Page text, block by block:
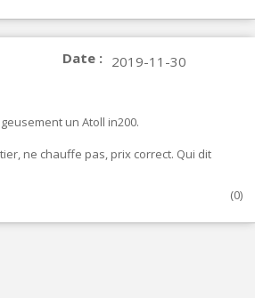
Date : 2019-11-30
un Atoll in200.
ne chauffe pas, prix correct. Qui dit
(0)